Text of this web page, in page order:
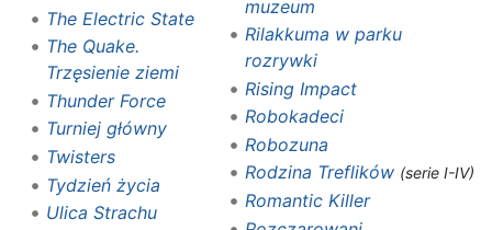
The Electric State
The Quake.
Trzęsienie ziemi
Thunder Force
Turniej główny
Twisters
Tydzień życia
Ulica Strachu
muzeum
Rilakkuma w parku
rozrywki
Rising Impact
Robokadeci
Robozuna
Rodzina Treflików (serie I-IV)
Romantic Killer